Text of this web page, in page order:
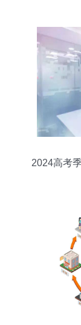
2024高考